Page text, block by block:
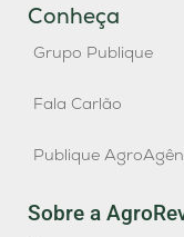
Conheça
Grupo Publique
Fala Carlão
Publique
Sobre a